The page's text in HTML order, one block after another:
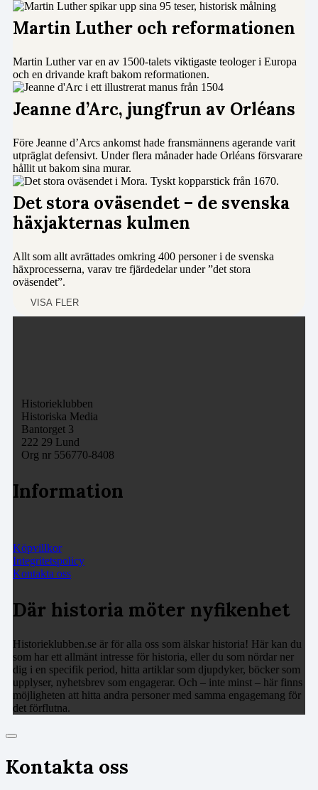
Martin Luther och reformationen
Martin Luther var en av 1500-talets viktigaste teologer i Europa
och en drivande kraft bakom reformationen.
Jeanne d’Arc, jungfrun av Orléans
Före Jeanne d’Arcs ankomst hade fransmännens agerande varit
utpräglat defensivt. Under flera månader hade Orléans försvarare
hållit ut bakom sina murar.
Det stora oväsendet – de svenska
häxjakternas kulmen
Allt som allt avrättades omkring 400 personer i de svenska
häxprocesserna, varav tre fjärdedelar under ”det stora
oväsendet”.
VISA FLER
Historieklubben
Historiska Media
Bantorget 3
222 29 Lund
Org nr 556770-8408
Information
Köpvillkor
Integritetspolicy
Kontakta oss
Där historia möter nyfikenhet
Historieklubben.se är för alla oss som älskar historia! Här kan du
som har ett allmänt intresse för historia, eller du som nördar ner
dig i en specifik period, hitta artiklar som djupdyker, böcker som
upplyser, nyhetsbrev som engagerar. Och – inte minst – här finns
möjligheten att hitta andra personer med samma engagemang för
det förflutna.
Kontakta oss